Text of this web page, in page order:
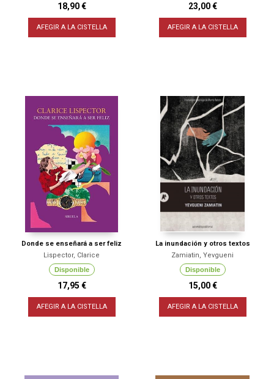
18,90 €
AFEGIR A LA CISTELLA
23,00 €
AFEGIR A LA CISTELLA
Donde se enseñará a ser feliz
Lispector, Clarice
Disponible
17,95 €
AFEGIR A LA CISTELLA
La inundación y otros textos
Zamiatin, Yevgueni
Disponible
15,00 €
AFEGIR A LA CISTELLA